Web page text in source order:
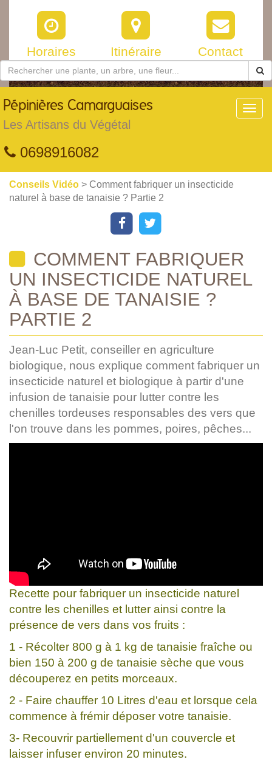
Horaires Itinéraire Contact
Pépinières Camarguaises
Les Artisans du Végétal
0698916082
Conseils Vidéo > Comment fabriquer un insecticide
naturel à base de tanaisie ? Partie 2
COMMENT FABRIQUER
UN INSECTICIDE NATUREL
À BASE DE TANAISIE ?
PARTIE 2
Jean-Luc Petit, conseiller en agriculture
biologique, nous explique comment fabriquer un
insecticide naturel et biologique à partir d'une
infusion de tanaisie pour lutter contre les
chenilles tordeuses responsables des vers que
l'on trouve dans les pommes, poires, pêches...
Recette pour fabriquer un insecticide naturel
contre les chenilles et lutter ainsi contre la
présence de vers dans vos fruits :
1 - Récolter 800 g à 1 kg de tanaisie fraîche ou
bien 150 à 200 g de tanaisie sèche que vous
découperez en petits morceaux.
2 - Faire chauffer 10 Litres d'eau et lorsque cela
commence à frémir déposer votre tanaisie.
3- Recouvrir partiellement d'un couvercle et
laisser infuser environ 20 minutes.